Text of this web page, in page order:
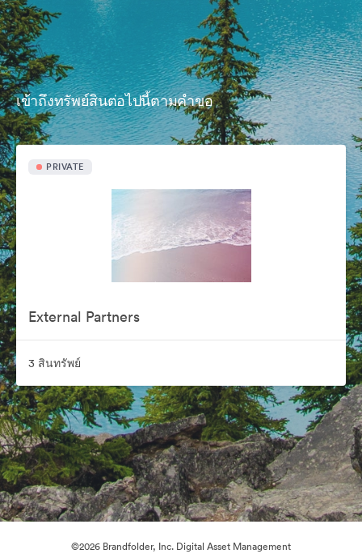
เข้าถึงทรัพย์สินต่อไปนี้ตามคำขอ
PRIVATE
External Partners
3 สินทรัพย์
©2026 Brandfolder, Inc. Digital Asset Management